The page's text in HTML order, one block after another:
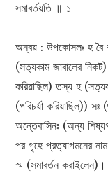
সমাবর্তয়তি ॥ ১
অন্বয় : উপকোসলঃ হ বৈ
(সত্যকাম জাবালের নিকট)
করিয়াছিল) তস্য হ
(পরিচর্যা করিয়াছিল))
অন্তেবাসিনঃ (অন্য
পর গৃহে প্রত্যাগমনের
স্ম (সমাবর্তন করাইলেন)।